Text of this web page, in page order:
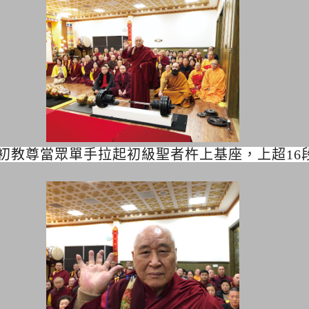
教尊當眾單手拉起初級聖者杵上基座，上超16